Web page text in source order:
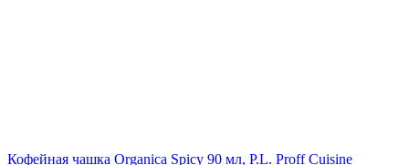
Кофейная чашка Organica Spicy 90 мл, P.L. Proff Cuisine